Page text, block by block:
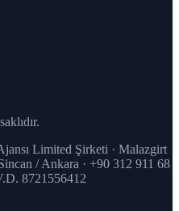
Limited Şirketi · Malazgirt
/ Ankara · +90 312 911 68
8721556412